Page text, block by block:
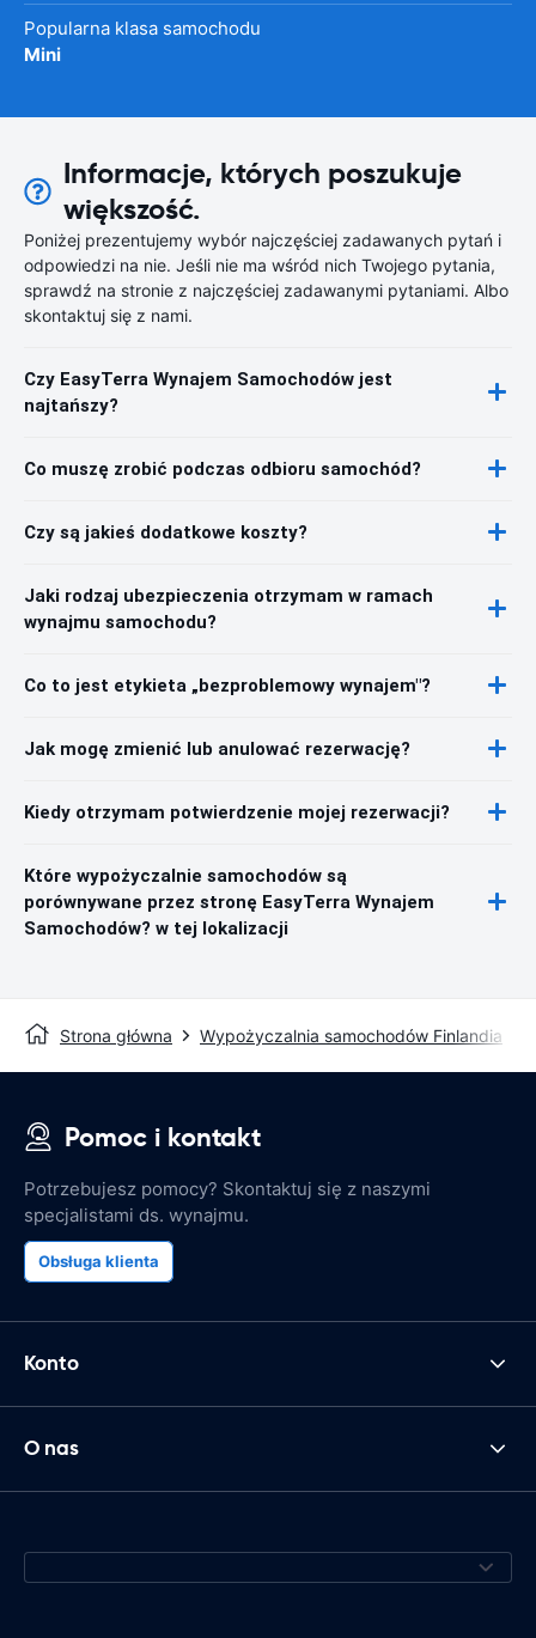
Popularna klasa samochodu
Mini
Informacje, których poszukuje
większość.
Poniżej prezentujemy wybór najczęściej zadawanych pytań i
odpowiedzi na nie. Jeśli nie ma wśród nich Twojego pytania,
sprawdź na stronie z najczęściej zadawanymi pytaniami. Albo
skontaktuj się z nami.
Czy EasyTerra Wynajem Samochodów jest
najtańszy?
Co muszę zrobić podczas odbioru samochód?
Czy są jakieś dodatkowe koszty?
Jaki rodzaj ubezpieczenia otrzymam w ramach
wynajmu samochodu?
Co to jest etykieta „bezproblemowy wynajem"?
Jak mogę zmienić lub anulować rezerwację?
Kiedy otrzymam potwierdzenie mojej rezerwacji?
Które wypożyczalnie samochodów są
porównywane przez stronę EasyTerra Wynajem
Samochodów? w tej lokalizacji
Strona główna Wypożyczalnia samochodów Finlandia
Pomoc i kontakt
Potrzebujesz pomocy? Skontaktuj się z naszymi
specjalistami ds. wynajmu.
Obsługa klienta
Konto
O nas